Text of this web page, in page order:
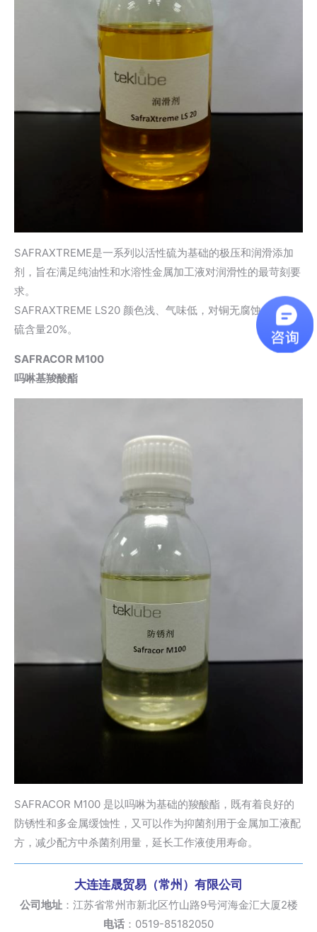
SAFRAXTREME是一系列以活性硫为基础的极压和润滑添加
剂，旨在满足纯油性和水溶性金属加工液对润滑性的最苛刻要
求。
SAFRAXTREME LS20 颜色浅、气味低，对铜无腐蚀，活性
硫含量20%。
SAFRACOR M100
吗啉基羧酸酯
SAFRACOR M100 是以吗啉为基础的羧酸酯，既有着良好的
防锈性和多金属缓蚀性，又可以作为抑菌剂用于金属加工液配
方，减少配方中杀菌剂用量，延长工作液使用寿命。
大连连晟贸易（常州）有限公司
公司地址：江苏省常州市新北区竹山路9号河海金汇大厦2楼
电话 ：0519-85182050